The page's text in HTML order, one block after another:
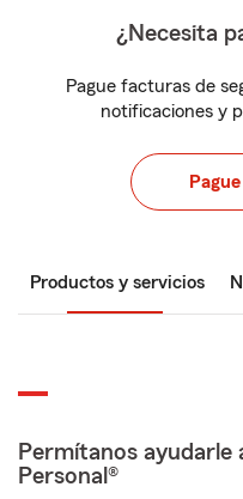
¿Necesita
Pague facturas de
notificaciones y
Productos y servicios
Permítanos ayudarle
Personal®